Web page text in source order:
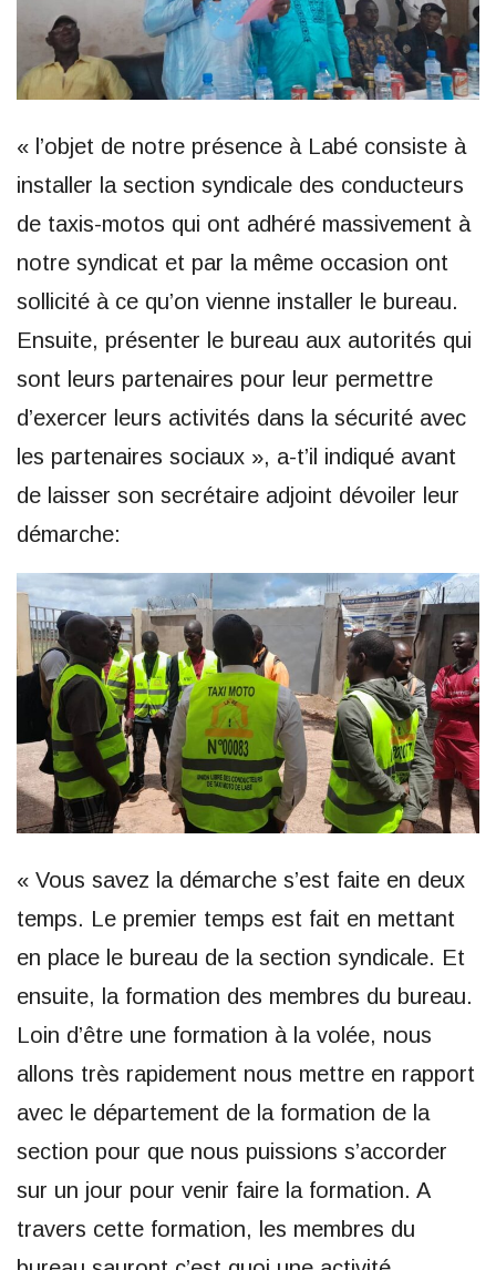
« l’objet de notre présence à Labé consiste à
installer la section syndicale des conducteurs
de taxis-motos qui ont adhéré massivement à
notre syndicat et par la même occasion ont
sollicité à ce qu’on vienne installer le bureau.
Ensuite, présenter le bureau aux autorités qui
sont leurs partenaires pour leur permettre
d’exercer leurs activités dans la sécurité avec
les partenaires sociaux », a-t’il indiqué avant
de laisser son secrétaire adjoint dévoiler leur
démarche:
« Vous savez la démarche s’est faite en deux
temps. Le premier temps est fait en mettant
en place le bureau de la section syndicale. Et
ensuite, la formation des membres du bureau.
Loin d’être une formation à la volée, nous
allons très rapidement nous mettre en rapport
avec le département de la formation de la
section pour que nous puissions s’accorder
sur un jour pour venir faire la formation. A
travers cette formation, les membres du